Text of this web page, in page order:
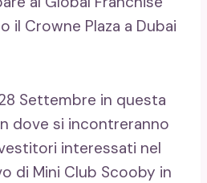
il Crowne Plaza a Dubai
Settembre in questa
dove si incontreranno
interessati nel
di Mini Club Scooby in